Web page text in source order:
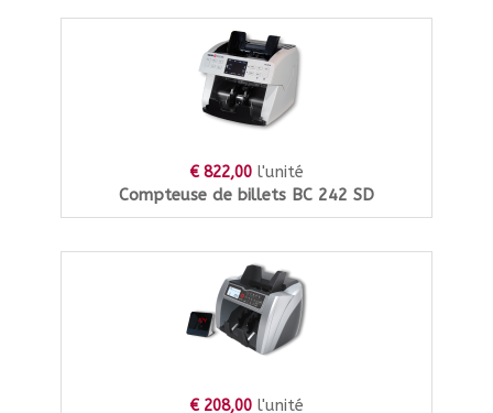
€ 822,00 l'unité
Compteuse de billets BC 242 SD
€ 208,00 l'unité